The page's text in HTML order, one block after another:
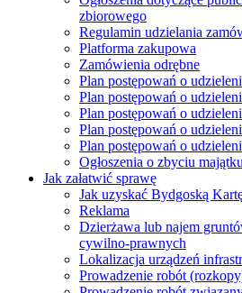
zbiorowego
Regulamin udzielania
Platforma zakupowa
Zamówienia odrębne
Plan postępowań o
Plan postępowań o
Plan postępowań o
Plan postępowań o
Plan postępowań o
Ogłoszenia o zbyciu majątku
Jak załatwić sprawę
Jak uzyskać Bydgoską
Reklama
Dzierżawa lub najem
cywilno-prawnych
Lokalizacja urządzeń
Prowadzenie robót